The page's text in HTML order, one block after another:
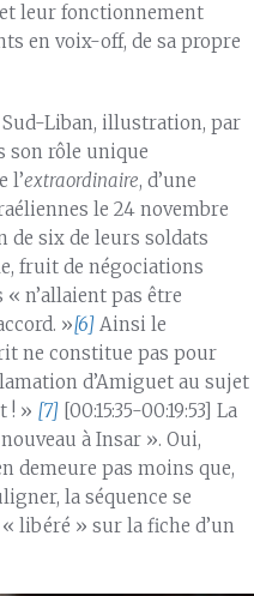
leur fonctionnement
en voix-off, de sa propre
Sud-Liban, illustration, par
son rôle unique
l’extraordinaire, d’une
le 24 novembre
de six de leurs soldats
fruit de négociations
n’allaient pas être
»[6] Ainsi le
ne constitue pas pour
d’Amiguet au sujet
! » [7] [00:15:35-00:19:53] La
à Insar ». Oui,
demeure pas moins que,
la séquence se
libéré » sur la fiche d’un